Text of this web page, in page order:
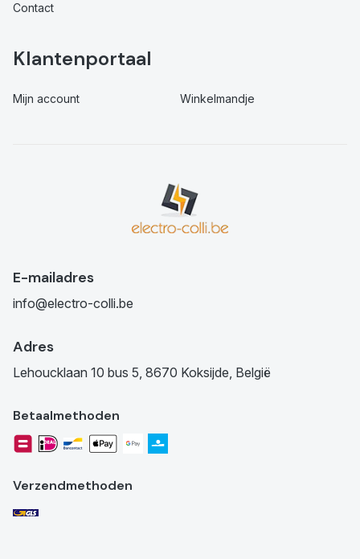
Contact
Klantenportaal
Mijn account Winkelmandje
E-mailadres
info@electro-colli.be
Adres
Lehoucklaan 10 bus 5, 8670 Koksijde, België
Betaalmethoden
Verzendmethoden